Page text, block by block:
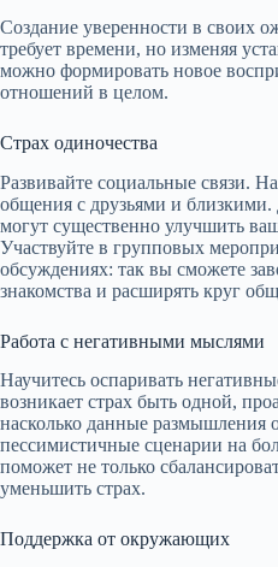
Создание уверенности в своих
требует времени, но изменяя
можно формировать новое
отношений в целом.
Страх одиночества
Развивайте социальные связи.
общения с друзьями и близкими.
могут существенно улучшить
Участвуйте в групповых
обсуждениях: так вы сможете
знакомства и расширять круг
Работа с негативными мыслями
Научитесь оспаривать
возникает страх быть одной,
насколько данные размышления
пессимистичные сценарии на
поможет не только
уменьшить страх.
Поддержка от окружающих